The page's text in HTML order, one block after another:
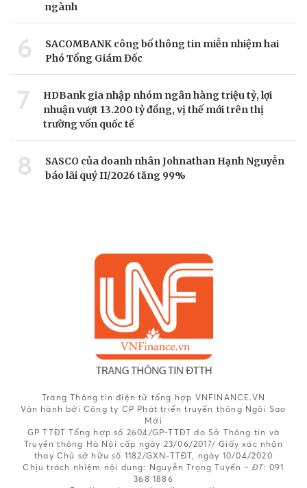
ngành
6
SACOMBANK công bố thông tin miễn nhiệm hai
Phó Tổng Giám Đốc
7
HDBank gia nhập nhóm ngân hàng triệu tỷ, lợi
nhuận vượt 13.200 tỷ đồng, vị thế mới trên thị
trường vốn quốc tế
8
SASCO của doanh nhân Johnathan Hạnh Nguyễn
báo lãi quý II/2026 tăng 99%
Trang Thông tin điện tử tổng hợp VNFINANCE.VN
Vận hành bởi Công ty CP Phát triển truyền thông Ngôi Sao
Mới
GP TTĐT Tổng hợp số 2604/GP-TTĐT do Sở Thông tin và
Truyền thông Hà Nội cấp ngày 23/06/2017/ Giấy xác nhận
thay Chủ sở hữu số 1182/GXN-TTĐT, ngày 10/04/2020
Chịu trách nhiệm nội dung: Nguyễn Trọng Tuyến - ĐT: 091
368 1886